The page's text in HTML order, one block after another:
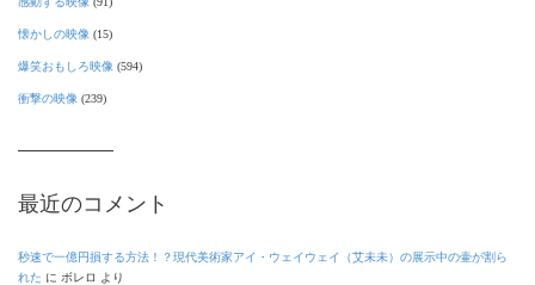
懐かしの映像 (15)
爆笑おもしろ映像 (594)
衝撃の映像 (239)
最近のコメント
秒速で一億円損する方法！？現代美術家アイ・ウェイウェイ（艾未未）の展示中の壷が割ら
れた に ボレロ より